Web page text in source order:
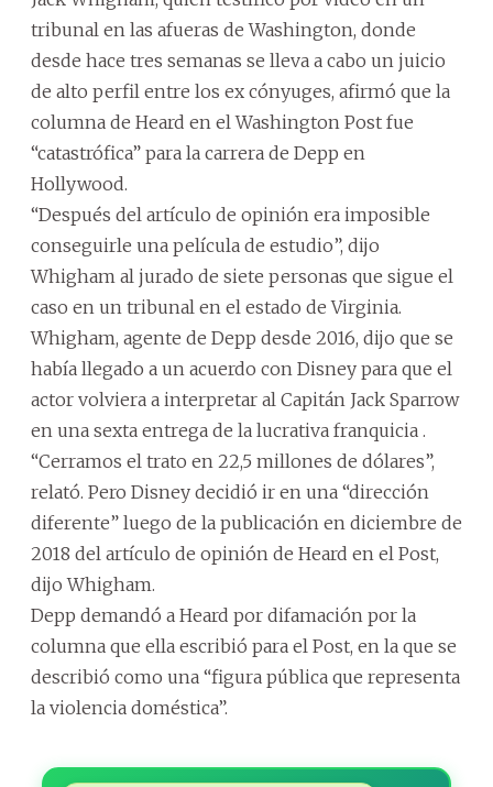
tribunal en las afueras de Washington, donde
desde hace tres semanas se lleva a cabo un juicio
de alto perfil entre los ex cónyuges, afirmó que la
columna de Heard en el Washington Post fue
“catastrófica” para la carrera de Depp en
Hollywood.
“Después del artículo de opinión era imposible
conseguirle una película de estudio”, dijo
Whigham al jurado de siete personas que sigue el
caso en un tribunal en el estado de Virginia.
Whigham, agente de Depp desde 2016, dijo que se
había llegado a un acuerdo con Disney para que el
actor volviera a interpretar al Capitán Jack Sparrow
en una sexta entrega de la lucrativa franquicia .
“Cerramos el trato en 22,5 millones de dólares”,
relató. Pero Disney decidió ir en una “dirección
diferente” luego de la publicación en diciembre de
2018 del artículo de opinión de Heard en el Post,
dijo Whigham.
Depp demandó a Heard por difamación por la
columna que ella escribió para el Post, en la que se
describió como una “figura pública que representa
la violencia doméstica”.